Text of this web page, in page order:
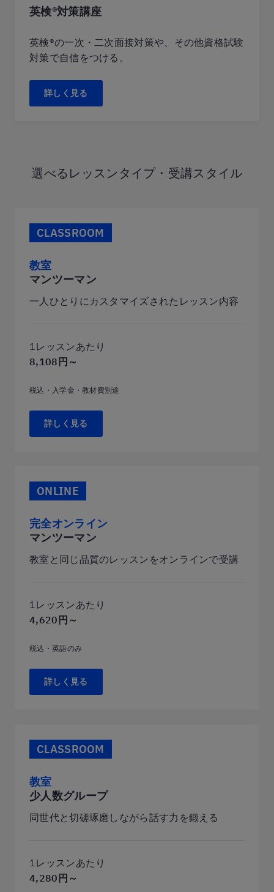
英検®対策講座
英検®の一次・二次面接対策や、その他資格試験
対策で自信をつける。
詳しく見る
選べるレッスンタイプ・受講スタイル
CLASSROOM
教室
マンツーマン
一人ひとりにカスタマイズされたレッスン内容
1レッスンあたり
8,108円～
税込・入学金・教材費別途
詳しく見る
ONLINE
完全オンライン
マンツーマン
教室と同じ品質のレッスンをオンラインで受講
1レッスンあたり
4,620円～
税込・英語のみ
詳しく見る
CLASSROOM
教室
少人数グループ
同世代と切磋琢磨しながら話す力を鍛える
1レッスンあたり
4,280円～